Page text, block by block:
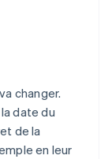
changer.
date du
de la
en leur